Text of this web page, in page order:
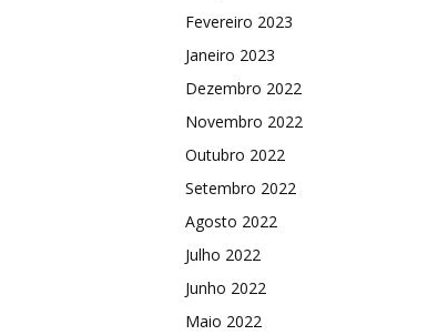
Fevereiro 2023
Janeiro 2023
Dezembro 2022
Novembro 2022
Outubro 2022
Setembro 2022
Agosto 2022
Julho 2022
Junho 2022
Maio 2022